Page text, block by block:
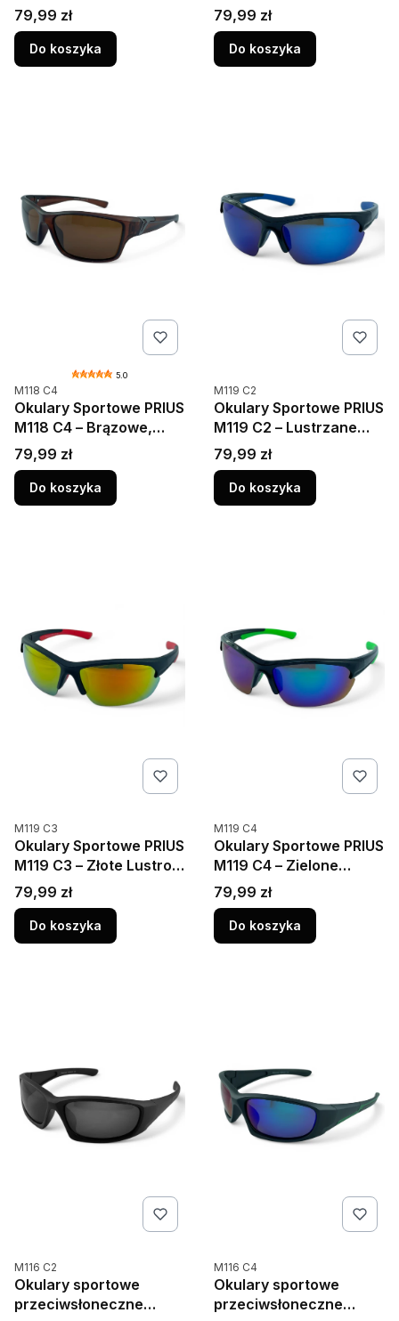
UV400, Czarne Matowe
Cena
79,99 zł
Do koszyka
UV400, Lustro
Cena
79,99 zł
Do koszyka
5.0
Kod produktu
M118 C4
Okulary Sportowe PRIUS
M118 C4 – Brązowe,
UV400, Polaryzacja
Cena
79,99 zł
Do koszyka
Kod produktu
M119 C2
Okulary Sportowe PRIUS
M119 C2 – Lustrzane
Niebieskie, UV400
Cena
79,99 zł
Do koszyka
Kod produktu
M119 C3
Okulary Sportowe PRIUS
M119 C3 – Złote Lustro,
Polaryzacja
Cena
79,99 zł
Do koszyka
Kod produktu
M119 C4
Okulary Sportowe PRIUS
M119 C4 – Zielone
Akcenty, Polaryzacja
Cena
79,99 zł
Do koszyka
Kod produktu
M116 C2
Okulary sportowe
przeciwsłoneczne
Kod produktu
M116 C4
Okulary sportowe
przeciwsłoneczne